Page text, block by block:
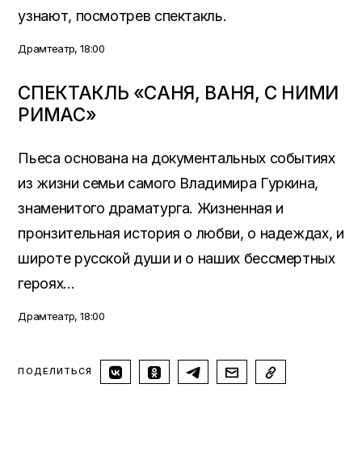
узнают, посмотрев спектакль.
Драмтеатр, 18:00
СПЕКТАКЛЬ «САНЯ, ВАНЯ, С НИМИ
РИМАС»
Пьеса основана на документальных событиях
из жизни семьи самого Владимира Гуркина,
знаменитого драматурга. Жизненная и
пронзительная история о любви, о надеждах, и
широте русской души и о наших бессмертных
героях…
Драмтеатр, 18:00
ПОДЕЛИТЬСЯ